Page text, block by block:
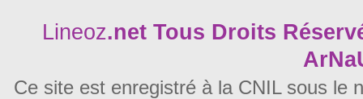
Lineoz.net Tous Droits
Ce site est enregistré à la CNIL sous le